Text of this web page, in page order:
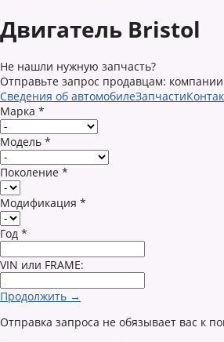
Двигатель Bristol
Не нашли нужную запчасть?
Отправьте запрос продавцам:
Сведения об автомобилеЗапчасти
Марка *
Модель *
Поколение *
Модификация *
Год *
VIN или FRAME:
Продолжить →
Отправка запроса не обязывает вас к